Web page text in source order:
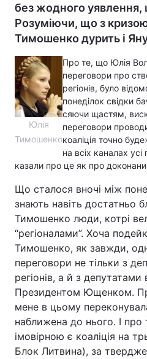
Головна
Україна
без жодного уявлення,
Розуміючи, що з
Тимошенко дурить і
Юлія
Тимошенко
Про те, що Юлія
переговори про
регіонів, було
понеділок свідки
сяючи щастям,
переговори
коаліція точно
на всіх каналах усі
казали про це як про
Що сталося вночі між
знають навіть достатньо
Тимошенко люди, котрі
“регіоналами”. Хоча
Тимошенко, як завжди,
переговори не тільки з
регіонів, а й з
Президентом Ющенком.
мене в цьому
наближена до нього. І про
імовірною є коаліція на
Блок Литвина), за